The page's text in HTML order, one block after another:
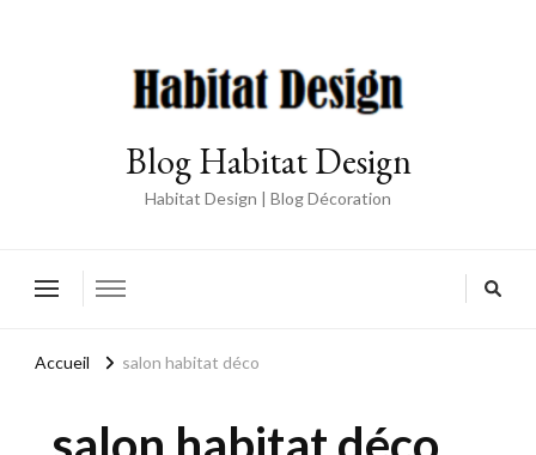
Blog Habitat Design
Habitat Design | Blog Décoration
Accueil salon habitat déco